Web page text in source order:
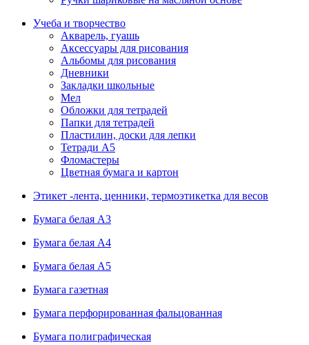
Учеба и творчество
Акварель, гуашь
Аксессуары для рисования
Альбомы для рисования
Дневники
Закладки школьные
Мел
Обложки для тетрадей
Папки для тетрадей
Пластилин, доски для лепки
Тетради А5
Фломастеры
Цветная бумага и картон
Этикет -лента, ценники, термоэтикетка для весов
Бумага белая А3
Бумага белая А4
Бумага белая А5
Бумага газетная
Бумага перфорированная фальцованная
Бумага полиграфическая